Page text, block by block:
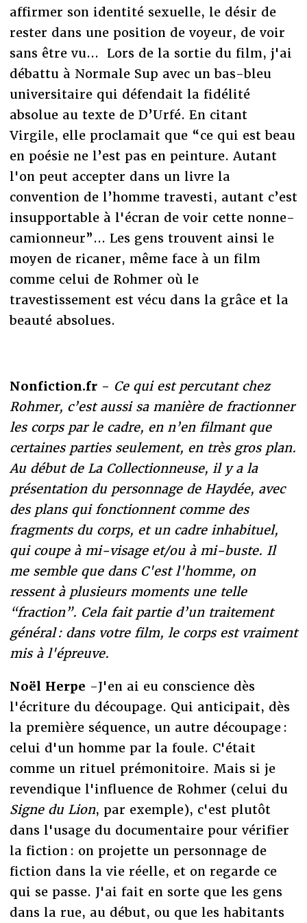
affirmer son identité sexuelle, le désir de
rester dans une position de voyeur, de voir
sans être vu... Lors de la sortie du film, j'ai
débattu à Normale Sup avec un bas-bleu
universitaire qui défendait la fidélité
absolue au texte de D’Urfé. En citant
Virgile, elle proclamait que “ce qui est beau
en poésie ne l’est pas en peinture. Autant
l'on peut accepter dans un livre la
convention de l’homme travesti, autant c’est
insupportable à l'écran de voir cette nonne-
camionneur”... Les gens trouvent ainsi le
moyen de ricaner, même face à un film
comme celui de Rohmer où le
travestissement est vécu dans la grâce et la
beauté absolues.
Nonfiction.fr - Ce qui est percutant chez
Rohmer, c’est aussi sa manière de fractionner
les corps par le cadre, en n’en filmant que
certaines parties seulement, en très gros plan.
Au début de La Collectionneuse, il y a la
présentation du personnage de Haydée, avec
des plans qui fonctionnent comme des
fragments du corps, et un cadre inhabituel,
qui coupe à mi-visage et/ou à mi-buste. Il
me semble que dans C'est l'homme, on
ressent à plusieurs moments une telle
“fraction”. Cela fait partie d’un traitement
général : dans votre film, le corps est vraiment
mis à l'épreuve.
Noël Herpe -J'en ai eu conscience dès
l'écriture du découpage. Qui anticipait, dès
la première séquence, un autre découpage :
celui d'un homme par la foule. C'était
comme un rituel prémonitoire. Mais si je
revendique l'influence de Rohmer (celui du
Signe du Lion, par exemple), c'est plutôt
dans l'usage du documentaire pour vérifier
la fiction : on projette un personnage de
fiction dans la vie réelle, et on regarde ce
qui se passe. J'ai fait en sorte que les gens
dans la rue, au début, ou que les habitants